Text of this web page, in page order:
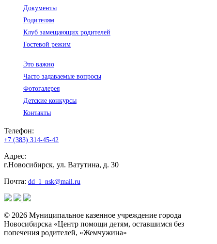
Документы
Родителям
Клуб замещающих родителей
Гостевой режим
Это важно
Часто задаваемые вопросы
Фотогалерея
Детские конкурсы
Контакты
Телефон:
+7 (383) 314-45-42
Адрес:
г.Новосибирск, ул. Ватутина, д. 30
Почта: dd_1_nsk@mail.ru
© 2026 Муниципальное казенное учреждение города
Новосибирска «Центр помощи детям, оставшимся без
попечения родителей, «Жемчужина»